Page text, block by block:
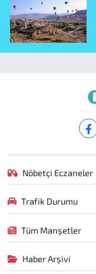
Nöbetçi Eczaneler
Trafik Durumu
Tüm Manşetler
Haber Arşivi